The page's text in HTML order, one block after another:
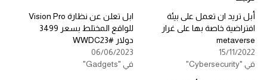
أبل تريد ان تعمل على بيئة
افتراضية خاصة بها على غرار
metaverse
15/11/2022
في "Cybersecurity"
ابل تعلن عن نظارة Vision Pro
للواقع المختلط بسعر 3499
دولار #WWDC23
06/06/2023
في "Gadgets"